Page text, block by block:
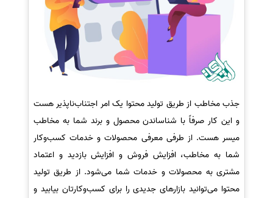
جذب مخاطب از طریق تولید محتوا یک امر اجتناب‌ناپذیر هست
و این کار صرفاً با شناساندن محصول و برند شما به مخاطب
میسر هست. از طرفی معرفی محصولات و خدمات کسب‌وکار
شما به مخاطب، افزایش فروش و افزایش بازدید و اعتماد
مشتری به محصولات و خدمات شما می‌شود. از طریق تولید
محتوا می‌توانید بازارهای جدیدی را برای کسب‌وکارتان بیابید و